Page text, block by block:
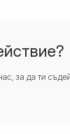
за да ти